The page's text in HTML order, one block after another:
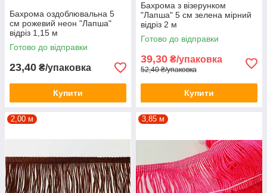
Бахрома оздоблювальна 5
см рожевий неон "Лапша"
відріз 1,15 м
Готово до відправки
23,40 ₴/упаковка
Купити
Бахрома з візерунком
"Лапша" 5 см зелена мірний
відріз 2 м
Готово до відправки
39,30 ₴/упаковка
52,40 ₴/упаковка
Купити
2,00 м 3,85 м